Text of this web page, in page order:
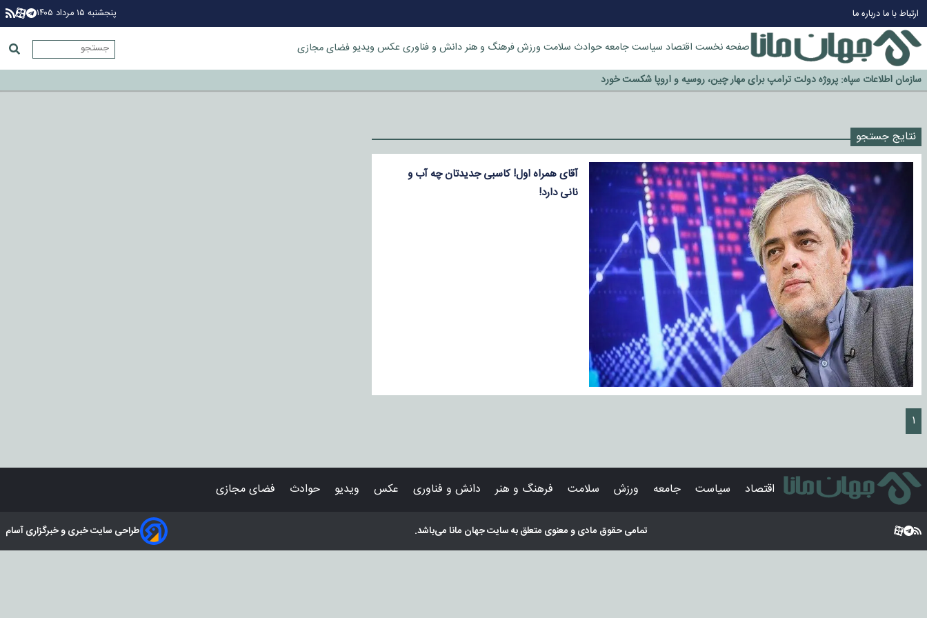
ارتباط با مادرباره ما پنجشنبه ۱۵ مرداد ۱۴۰۵
صفحه نخست اقتصاد سیاستجامعهحوادث سلامت ورزشفرهنگ و هنردانش و فناوری عکس ویدیوفضای مجازی
چرا طلا دوباره افزایشی شد؟
گزینه جدایی اوسمار روی میز مدیران پرسپولیس
آیا رئیس جمهور آمریکا قانون را دور می‌زند؟
اخراج رسمی چهره نامدار از پرسپولیس
سازمان اطلاعات سپاه: پروژه دولت ترامپ برای مهار چین، روسیه و اروپا شکست خورد
نتایج جستجو
آقای همراه اول! کاسبی جدیدتان چه آب و
نانی دارد!
۱
اقتصاد سیاست جامعه ورزش سلامت فرهنگ و هنر دانش و فناوری عکس ویدیو حوادث فضای مجازی
تمامی حقوق مادی و معنوی متعلق به سایتجهان مانامی‌باشد. طراحی سایت خبری و خبرگزاری آسام